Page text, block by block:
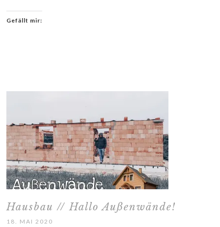
Gefällt mir:
Hausbau // Hallo Außenwände!
18. MAI 2020